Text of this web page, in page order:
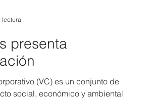
presenta
(VC) es un conjunto de
social, económico y ambiental
lectura